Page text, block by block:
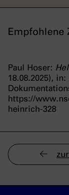
Empfohlene
Paul Hoser:
18.08.2025), in:
https://
heinrich-328